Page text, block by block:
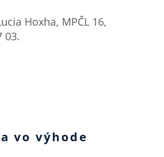
Hoxha, MPČL 16,
03.
vo výhode